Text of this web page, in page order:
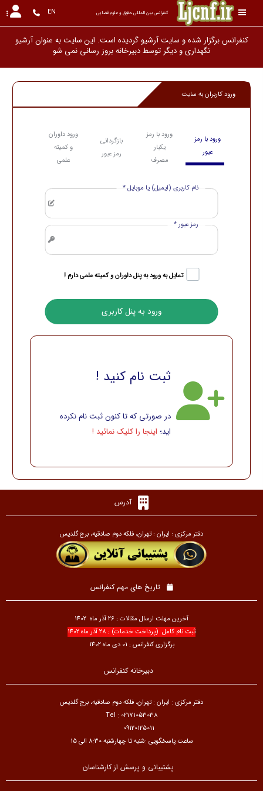
کنفرانس بین المللی حقوق و علوم قضایی EN
کنفرانس برگزار شده و سایت آرشیو گردیده است. این سایت به عنوان آرشیو
نگهداری و دیگر توسط دبیرخانه بروز رسانی
ورود کاربران به سایت
ورود با رمز
عبور
ورود با رمز
یکبار
مصرف
بازگردانی
رمز عبور
ورود داوران
و کمیته
علمی
نام کاربری (ایمیل) یا موبایل *
رمز عبور *
تمایل به ورود به پنل داوران و کمیته علمی دارم !
ثبت نام کنید !
در صورتی که تا کنون ثبت نام نکرده
اید؛ اینجا را کلیک نمائید !
آدرس
دفتر مرکزی : ایران : تهران، فلکه دوم صادقیه، برج گلدیس
تاریخ های مهم کنفرانس
آخرین مهلت ارسال مقالات : 26 آذر ماه 1402
ثبت نام کامل (پرداخت خدمات) : 28 آذر ماه 1402
برگزاری کنفرانس : 01 دی ماه 1402
دبیرخانه کنفرانس
دفتر مرکزی : ایران : تهران، فلکه دوم صادقیه، برج گلدیس
Tel : 02171053038
09120125011
ساعت پاسخگویی :شنبه تا چهارشنبه 8:30 الی 15
پشتیبانی و پرسش از کارشناسان